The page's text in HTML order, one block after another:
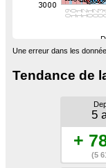
Une erreur dans les
Tendance de
5
+
(5